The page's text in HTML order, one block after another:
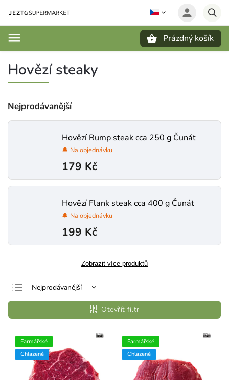
Prázdný košík
Hovězí steaky
Nejprodávanější
Hovězí Rump steak cca 250 g Čunát
🔔 Na objednávku
179 Kč
Hovězí Flank steak cca 400 g Čunát
🔔 Na objednávku
199 Kč
Zobrazit více produktů
Nejprodávanější
Nejlevnější
Nejdražší
Abecedně
Otevřít filtr
Farmářské
Chlazené
Farmářské
Chlazené